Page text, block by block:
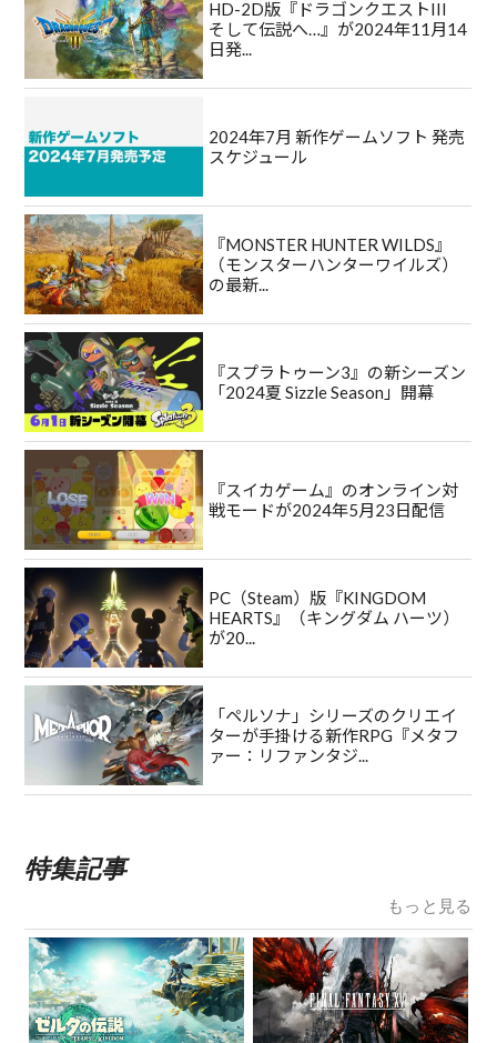
HD-2D版『ドラゴンクエストIII
そして伝説へ…』が2024年11月14
日発...
2024年7月 新作ゲームソフト 発売
スケジュール
『MONSTER HUNTER WILDS』
（モンスターハンターワイルズ）
の最新...
『スプラトゥーン3』の新シーズン
「2024夏 Sizzle Season」開幕
『スイカゲーム』のオンライン対
戦モードが2024年5月23日配信
PC（Steam）版『KINGDOM
HEARTS』（キングダム ハーツ）
が20...
「ペルソナ」シリーズのクリエイ
ターが手掛ける新作RPG『メタフ
ァー：リファンタジ...
特集記事
もっと見る